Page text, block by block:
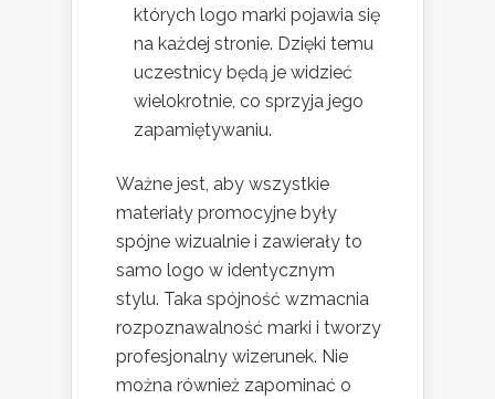
których logo marki pojawia się
na każdej stronie. Dzięki temu
uczestnicy będą je widzieć
wielokrotnie, co sprzyja jego
zapamiętywaniu.
Ważne jest, aby wszystkie
materiały promocyjne były
spójne wizualnie i zawierały to
samo logo w identycznym
stylu. Taka spójność wzmacnia
rozpoznawalność marki i tworzy
profesjonalny wizerunek. Nie
można również zapominać o